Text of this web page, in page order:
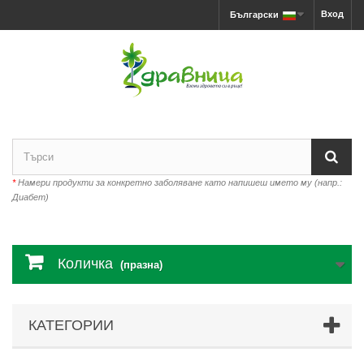
Вход
Български
*Намери продукти за конкретно заболяване като напишеш името му (напр.:
Диабет)
Количка (празна)
КАТЕГОРИИ